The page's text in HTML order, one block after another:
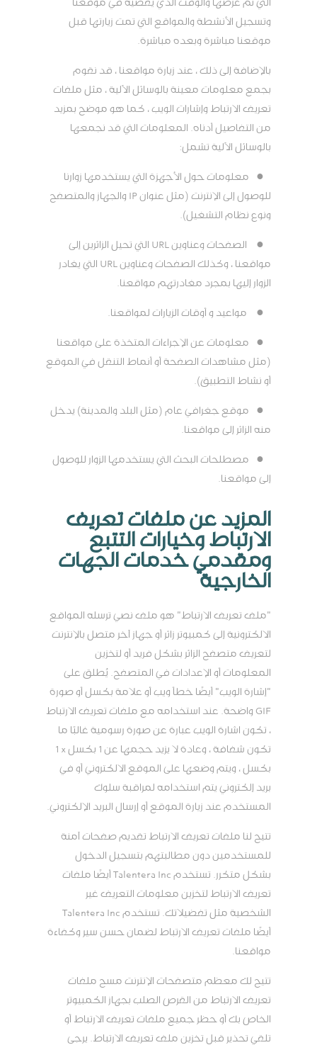
التي تم عرضها والوقت الذي يقضيه في موقعنا
وتسجيل الأنشطة والمواقع التي تمت زيارتها قبل
موقعنا مباشرة وبعده مباشرة.
بالإضافة إلى ذلك ، عند زيارة مواقعنا ، قد نقوم
بجمع معلومات معينة بالوسائل الآلية ، مثل ملفات
تعريف الارتباط وإشارات الويب ، كما هو موضح بمزيد
من التفاصيل أدناه. المعلومات التي قد نجمعها
بالوسائل الآلية تشمل:
●
معلومات حول الأجهزة التي يستخدمها زوارنا
للوصول إلى الإنترنت (مثل عنوان IP والجهاز والمتصفح
ونوع نظام التشغيل).
●
الصفحات وعناوين URL التي تحيل الزائرين إلى
مواقعنا ، وكذلك الصفحات وعناوين URL التي يغادر
الزوار إليها بمجرد مغادرتهم مواقعنا.
● مواعيد و أوقات الزيارات لمواقعنا.
●
معلومات عن الإجراءات المتخذة على مواقعنا
(مثل مشاهدات الصفحة أو أنماط التنقل في الموقع
أو نشاط التطبيق).
●
موقع جغرافي عام (مثل البلد والمدينة) يدخل
منه الزائر إلى مواقعنا.
●
مصطلحات البحث التي يستخدمها الزوار للوصول
إلى مواقعنا.
المزيد عن ملفات تعريف
الارتباط وخيارات التتبع
ومقدمي خدمات الجهات
الخارجية
"ملف تعريف الارتباط" هو ملف نصي ترسله المواقع
الالكترونية إلى كمبيوتر زائر أو جهاز آخر متصل بالإنترنت
لتعريف متصفح الزائر بشكل فريد أو لتخزين
المعلومات أو الإعدادات في المتصفح. يُطلق على
"إشارة الويب" أيضًا خطأ ويب أو علامة بكسل أو صورة
GIF واضحة. عند استخدامه مع ملفات تعريف الارتباط
، تكون اشارة الويب عبارة عن صورة رسومية غالبًا ما
تكون شفافة ، وعادة لا يزيد حجمها عن 1 بكسل × 1
بكسل ، ويتم وضعها على الموقع الالكتروني أو في
بريد إلكتروني يتم استخدامه لمراقبة سلوك
المستخدم عند زيارة الموقع أو إرسال البريد الإلكتروني.
تتيح لنا ملفات تعريف الارتباط تقديم صفحات آمنة
للمستخدمين دون مطالبتهم بتسجيل الدخول
بشكل متكرر. تستخدم Talentera Inc أيضًا ملفات
تعريف الارتباط لتخزين معلومات التعريف غير
الشخصية مثل تفضيلاتك. تستخدم Talentera Inc
أيضًا ملفات تعريف الارتباط لضمان حسن سير وكفاءة
مواقعنا.
تتيح لك معظم متصفحات الإنترنت مسح ملفات
تعريف الارتباط من القرص الصلب بجهاز الكمبيوتر
الخاص بك أو حظر جميع ملفات تعريف الارتباط أو
تلقي تحذير قبل تخزين ملف تعريف الارتباط. يرجى